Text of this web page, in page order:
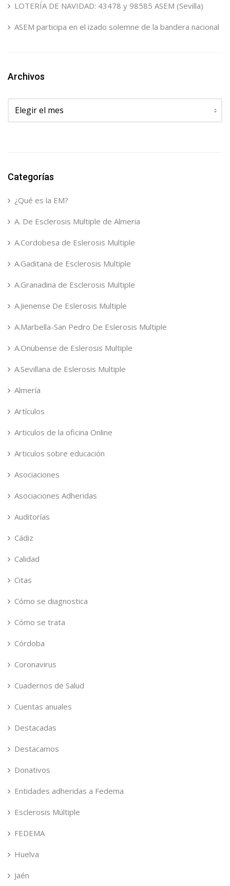
LOTERÍA DE NAVIDAD: 43478 y 98585 ASEM (Sevilla)
ASEM participa en el izado solemne de la bandera nacional
Archivos
Archivos
Categorías
¿Qué es la EM?
A. De Esclerosis Multiple de Almeria
A.Cordobesa de Eslerosis Multiple
A.Gaditana de Esclerosis Multiple
A.Granadina de Esclerosis Multiple
A.Jienense De Eslerosis Multiple
A.Marbella-San Pedro De Eslerosis Multiple
A.Onubense de Eslerosis Multiple
A.Sevillana de Eslerosis Multiple
Almería
Artículos
Articulos de la oficina Online
Articulos sobre educación
Asociaciones
Asociaciones Adheridas
Auditorías
Cádiz
Calidad
Citas
Cómo se diagnostica
Cómo se trata
Córdoba
Coronavirus
Cuadernos de Salud
Cuentas anuales
Destacadas
Destacamos
Donativos
Entidades adheridas a Fedema
Esclerosis Múltiple
FEDEMA
Huelva
Jaén